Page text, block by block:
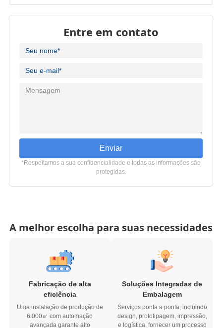
Entre em contato
Enviar
*Respeitamos a sua confidencialidade e todas as informações são
protegidas.
A melhor escolha para suas necessidades
Fabricação de alta
eficiência
Uma instalação de produção de
6.000㎡ com automação
avançada garante alto
Soluções Integradas de
Embalagem
Serviços ponta a ponta, incluindo
design, prototipagem, impressão,
e logística, fornecer um processo